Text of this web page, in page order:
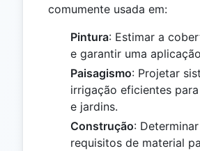
comumente usada em:
Pintura: Estimar a
e garantir uma
Paisagismo: Projetar
irrigação eficientes
e jardins.
Construção:
requisitos de material